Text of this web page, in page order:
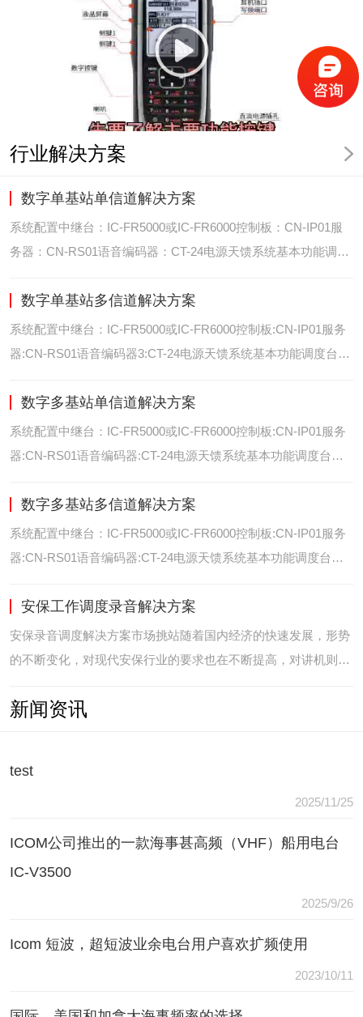
行业解决方案
数字单基站单信道解决方案
系统配置中继台：IC-FR5000或IC-FR6000控制板：CN-IP01服
务器：CN-RS01语音编码器：CT-24电源天馈系统基本功能调度
位/室内定位艾可慕数字电台具备GPS数据上传功能。而GPS定
位功能是艾可慕数字系统的标
数字单基站多信道解决方案
系统配置中继台：IC-FR5000或IC-FR6000控制板:CN-IP01服务
器:CN-RS01语音编码器3:CT-24电源天馈系统基本功能调度台录
室内定位艾可慕数字电台具备GPS数据上传功能。而GPS定位功
能是艾可慕数字系统的
数字多基站单信道解决方案
系统配置中继台：IC-FR5000或IC-FR6000控制板:CN-IP01服务
器:CN-RS01语音编码器:CT-24电源天馈系统基本功能调度台录
通过IP网络互联，通过成熟可靠的网络技术，艾可慕数字通讯将
延伸到世界的每一个角落。
数字多基站多信道解决方案
系统配置中继台：IC-FR5000或IC-FR6000控制板:CN-IP01服务
器:CN-RS01语音编码器:CT-24电源天馈系统基本功能调度台录
之间通过IP网络互联，通过成熟可靠的网络技术，艾可慕数字通
讯将延伸到世界的每一个角
安保工作调度录音解决方案
安保录音调度解决方案市场挑站随着国内经济的快速发展，形势
的不断变化，对现代安保行业的要求也在不断提高，对讲机则是
讯需要，常常会出现以下问题：（1）无可靠的报等多种保障手
新闻资讯
test
2025/11/25
ICOM公司推出的一款海事甚高频（VHF）船用电台
IC-V3500
2025/9/26
Icom 短波，超短波业余电台用户喜欢扩频使用
2023/10/11